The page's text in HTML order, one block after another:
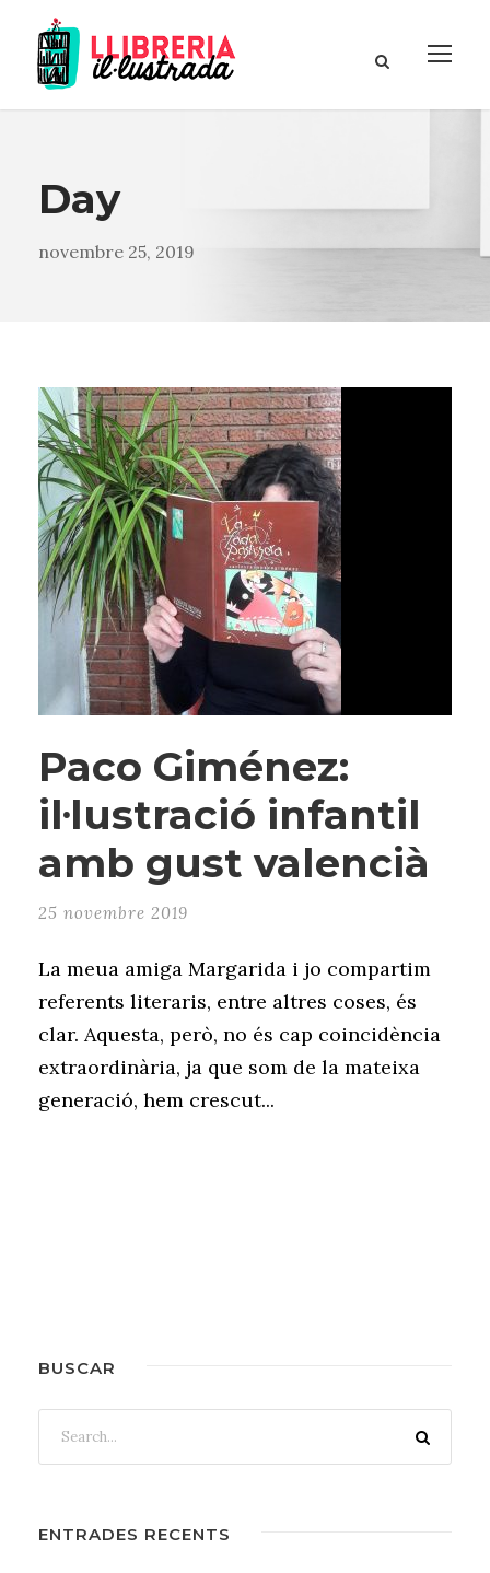
Day
novembre 25, 2019
Paco Giménez:
il·lustració infantil
amb gust valencià
25 novembre 2019
La meua amiga Margarida i jo compartim
referents literaris, entre altres coses, és
clar. Aquesta, però, no és cap coincidència
extraordinària, ja que som de la mateixa
generació, hem crescut...
BUSCAR
ENTRADES RECENTS